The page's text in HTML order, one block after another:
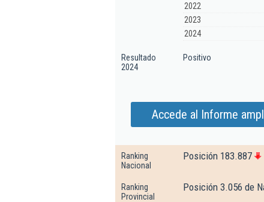
2022
2023
2024
Resultado
2024
Positivo
Accede al Informe
Ranking
Nacional
Posición 183.887
Ranking
Provincial
Posición 3.056 de